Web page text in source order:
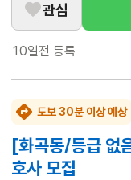
관심
10일전 등록
도보 30분 이상 예상
[화곡동/등급 없
호사 모집